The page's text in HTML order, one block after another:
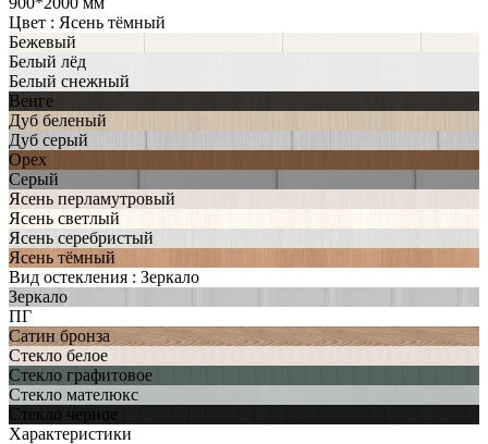
Цвет : Ясень тёмный
Бежевый
Белый лёд
Белый снежный
Венге
Дуб беленый
Дуб серый
Орех
Серый
Ясень перламутровый
Ясень светлый
Ясень серебристый
Ясень тёмный
Вид остекления : Зеркало
Зеркало
ПГ
Сатин бронза
Стекло белое
Стекло графитовое
Стекло мателюкс
Стекло черное
Характеристики